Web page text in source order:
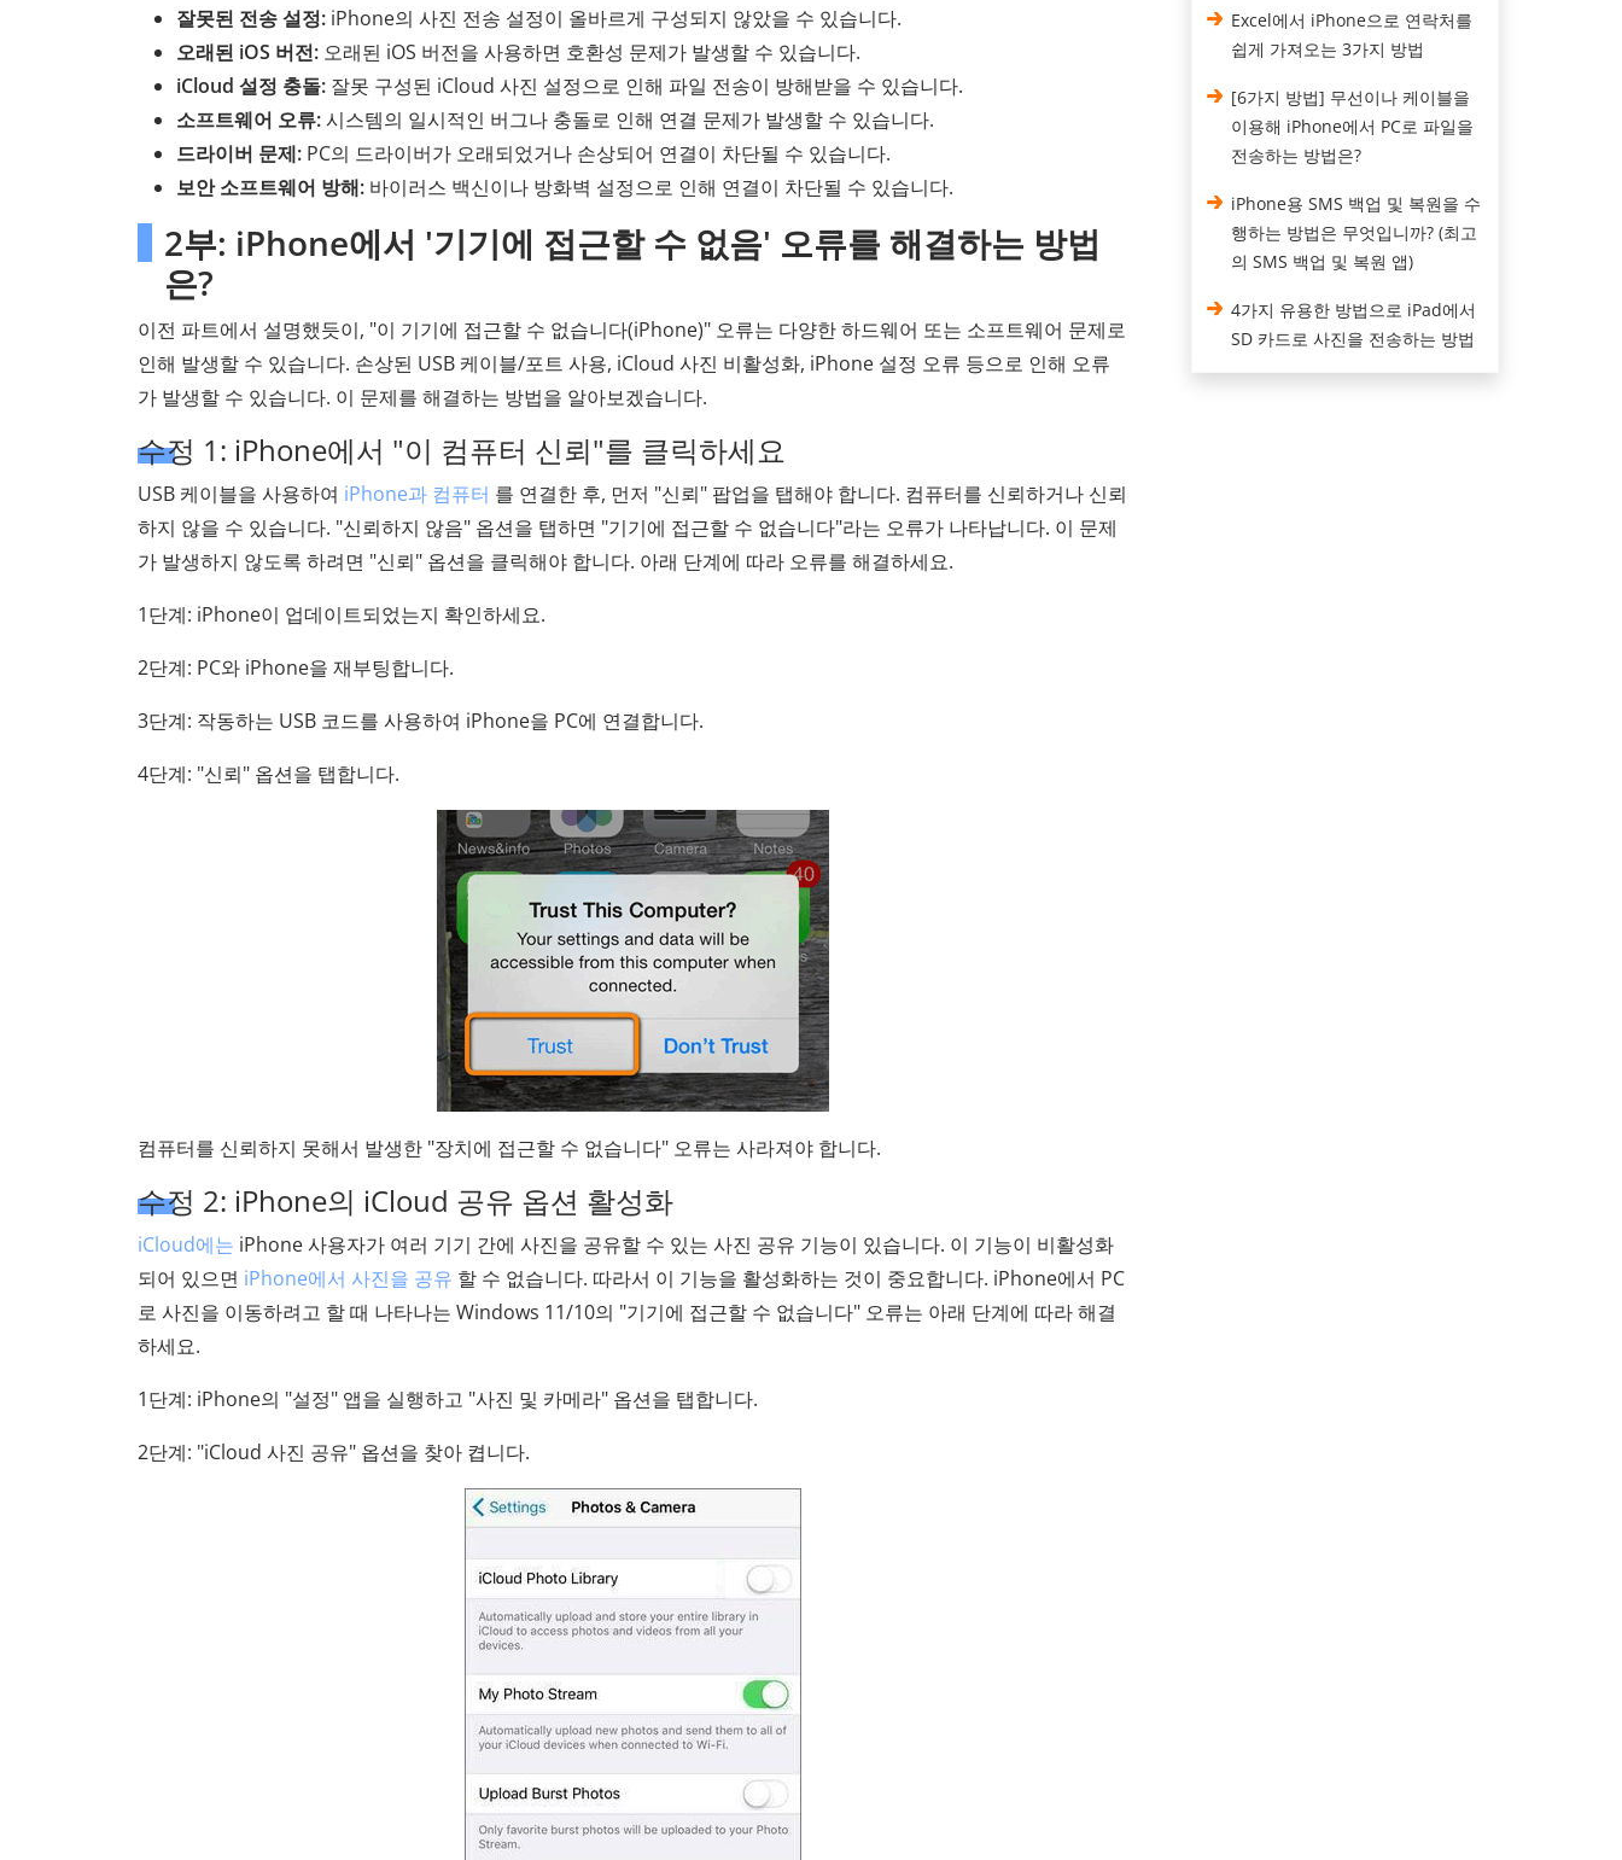
잘못된 전송 설정: iPhone의 사진 전송 설정이 올바르게 구성되지 않았을 수 있습니다.
오래된 iOS 버전: 오래된 iOS 버전을 사용하면 호환성 문제가 발생할 수 있습니다.
iCloud 설정 충돌: 잘못 구성된 iCloud 사진 설정으로 인해 파일 전송이 방해받을 수 있습니다.
소프트웨어 오류:시스템의 일시적인 버그나 충돌로 인해 연결 문제가 발생할 수 있습니다.
드라이버 문제: PC의 드라이버가 오래되었거나 손상되어 연결이 차단될 수 있습니다.
보안 소프트웨어 방해: 바이러스 백신이나 방화벽 설정으로 인해 연결이 차단될 수 있습니다.
2부: iPhone에서 '기기에 접근할 수 없음' 오류를 해결하는 방법
은?
이전 파트에서 설명했듯이, "이 기기에 접근할 수 없습니다(iPhone)" 오류는 다양한 하드웨어 또는 소프트웨어 문제로
인해 발생할 수 있습니다. 손상된 USB 케이블/포트 사용, iCloud 사진 비활성화, iPhone 설정 오류 등으로 인해 오류
가 발생할 수 있습니다. 이 문제를 해결하는 방법을 알아보겠습니다.
수정 1: iPhone에서 "이 컴퓨터 신뢰"를 클릭하세요
USB 케이블을 사용하여 iPhone과 컴퓨터 를 연결한 후, 먼저 "신뢰" 팝업을 탭해야 합니다. 컴퓨터를 신뢰하거나 신뢰
하지 않을 수 있습니다. "신뢰하지 않음" 옵션을 탭하면 "기기에 접근할 수 없습니다"라는 오류가 나타납니다. 이 문제
가 발생하지 않도록 하려면 "신뢰" 옵션을 클릭해야 합니다. 아래 단계에 따라 오류를 해결하세요.
1단계: iPhone이 업데이트되었는지 확인하세요.
2단계: PC와 iPhone을 재부팅합니다.
3단계: 작동하는 USB 코드를 사용하여 iPhone을 PC에 연결합니다.
4단계: "신뢰" 옵션을 탭합니다.
컴퓨터를 신뢰하지 못해서 발생한 "장치에 접근할 수 없습니다" 오류는 사라져야 합니다.
수정 2: iPhone의 iCloud 공유 옵션 활성화
iCloud에는 iPhone 사용자가 여러 기기 간에 사진을 공유할 수 있는 사진 공유 기능이 있습니다. 이 기능이 비활성화
되어 있으면 iPhone에서 사진을 공유 할 수 없습니다. 따라서 이 기능을 활성화하는 것이 중요합니다. iPhone에서 PC
로 사진을 이동하려고 할 때 나타나는 Windows 11/10의 "기기에 접근할 수 없습니다" 오류는 아래 단계에 따라 해결
하세요.
1단계: iPhone의 "설정" 앱을 실행하고 "사진 및 카메라" 옵션을 탭합니다.
2단계: "iCloud 사진 공유" 옵션을 찾아 켭니다.
Excel에서 iPhone으로 연락처를
쉽게 가져오는 3가지 방법
[6가지 방법] 무선이나 케이블을
이용해 iPhone에서 PC로 파일을
전송하는 방법은?
iPhone용 SMS 백업 및 복원을 수
행하는 방법은 무엇입니까? (최고
의 SMS 백업 및 복원 앱)
4가지 유용한 방법으로 iPad에서
SD 카드로 사진을 전송하는 방법